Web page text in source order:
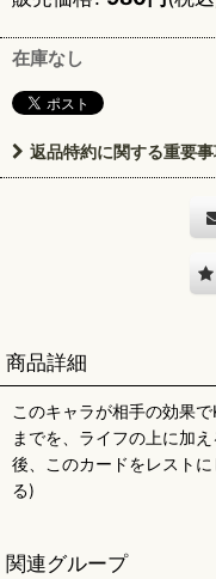
在庫なし
返品特約に関する重要
商品詳細
このキャラが相手の効果
までを、ライフの上に加
後、このカードをレスト
る)
関連グループ